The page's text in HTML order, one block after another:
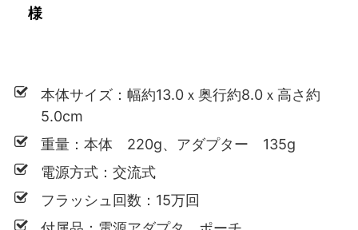
様
本体サイズ：幅約13.0ｘ奥行約8.0ｘ高さ約
5.0cm
重量：本体 220g、アダプター 135g
電源方式：交流式
フラッシュ回数：15万回